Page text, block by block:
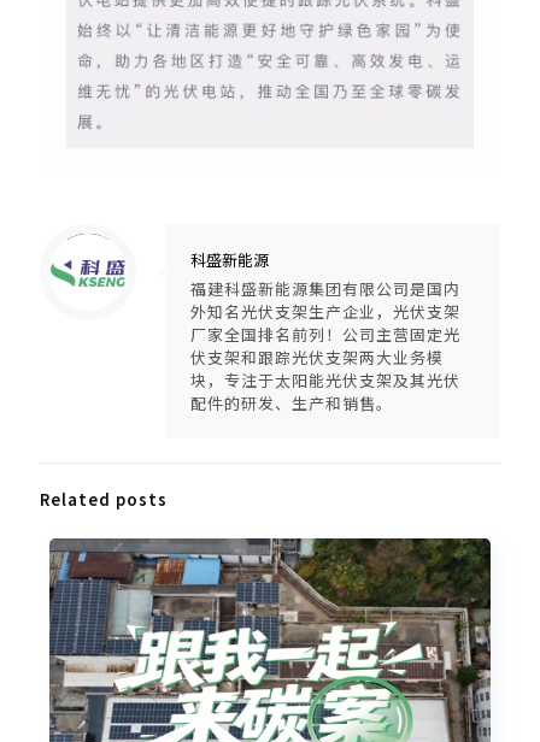
Warning
: Trying to access array offset on null in
/www/wwwroot/ksengpv/wp-content/themes/guangfuzhijia/includes/content-single.php
on line
286
科盛新能源
福建科盛新能源集团有限公司是国内
外知名光伏支架生产企业，光伏支架
厂家全国排名前列！公司主营固定光
伏支架和跟踪光伏支架两大业务模
块，专注于太阳能光伏支架及其光伏
配件的研发、生产和销售。
Related posts